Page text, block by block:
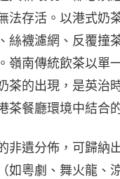
法存活。以港式奶
絲襪濾網、反覆撞
嶺南傳統飲茶以單
茶的出現，是英治
茶餐廳環境中結合
非遺分佈，可歸納
如粵劇、舞火龍、